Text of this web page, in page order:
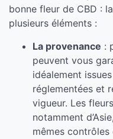
bonne fleur de CBD :
plusieurs éléments :
La provenance :
peuvent vous
idéalement
réglementées et
vigueur. Les
notamment
mêmes